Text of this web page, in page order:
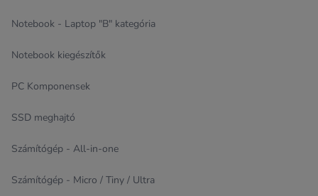
Notebook - Laptop "B" kategória
Notebook kiegészítők
PC Komponensek
SSD meghajtó
Számítógép - All-in-one
Számítógép - Micro / Tiny / Ultra